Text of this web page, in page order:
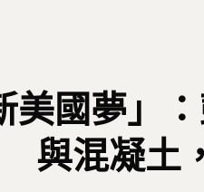
美國夢」
與混凝土